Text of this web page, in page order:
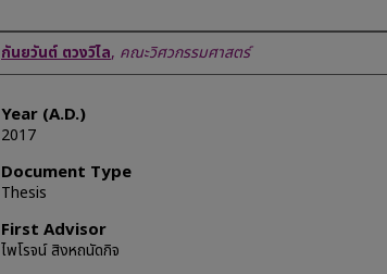
Author
กันยวันต์ ตวงวิไล, คณะวิศวกรรมศาสตร์
Year (A.D.)
2017
Document Type
Thesis
First Advisor
ไพโรจน์ สิงหถนัดกิจ